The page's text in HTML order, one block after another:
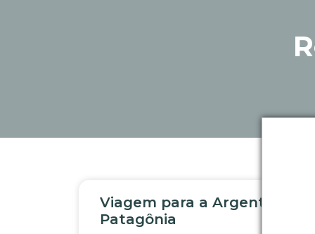
Viagem para a Argentina:
Patagônia